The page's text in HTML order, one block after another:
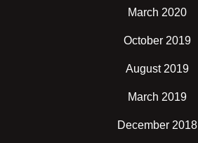
March 2020
October 2019
August 2019
March 2019
December 2018